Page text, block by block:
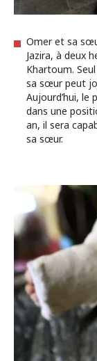
Omer et sa
Jazira, à deux
Khartoum.
sa sœur peut
Aujourd’hui, le
dans une
an, il sera
sa sœur.